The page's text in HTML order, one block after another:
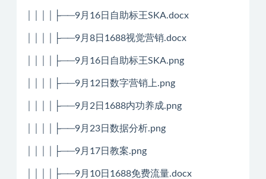
││││├──9月16日自助标王SKA.docx
││││├──9月8日1688视觉营销.docx
││││├──9月16日自助标王SKA.png
││││├──9月12日数字营销上.png
││││├──9月2日1688内功养成.png
││││├──9月23日数据分析.png
││││├──9月17日教案.png
││││├──9月10日1688免费流量.docx